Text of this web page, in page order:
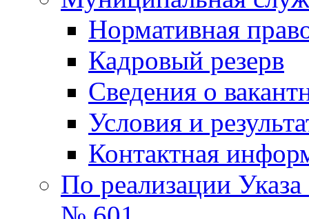
Нормативная
Кадровый резерв
Сведения о
Условия и
Контактная
По реализации